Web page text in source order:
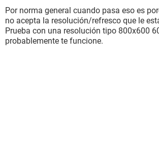
Por norma general cuando pasa eso es
no acepta la resolución/refresco que le
Prueba con una resolución tipo 800x600
probablemente te funcione.